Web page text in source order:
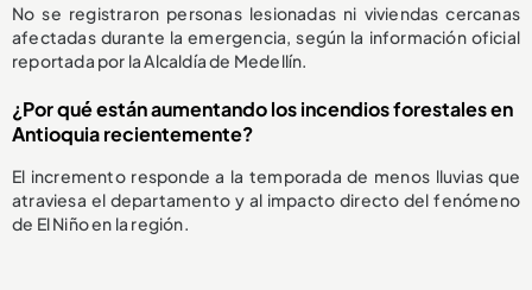
No se registraron personas lesionadas ni viviendas cercanas
afectadas durante la emergencia, según la información oficial
reportada por la Alcaldía de Medellín.
¿Por qué están aumentando los incendios forestales en
Antioquia recientemente?
El incremento responde a la temporada de menos lluvias que
atraviesa el departamento y al impacto directo del fenómeno
de El Niño en la región.